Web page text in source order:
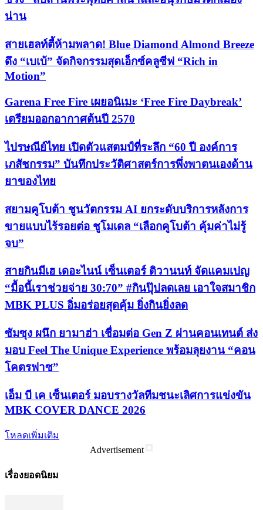
น่าน
สายเฮลท์ตี้ห้ามพลาด! Blue Diamond Almond Breeze
ดึง “เบเบ้” จัดกิจกรรมสุดเอ็กซ์คลูซีฟ “Rich in
Motion”
Garena Free Fire เผยอนิเมะ ‘Free Fire Daybreak’
เตรียมออกอากาศต้นปี 2570
ไปรษณีย์ไทย เปิดตัวแสตมป์ที่ระลึก “60 ปี องค์การ
เภสัชกรรม” บันทึกประวัติศาสตร์การพึ่งพาตนเองด้าน
ยาของไทย
สยามคูโบต้า ชูนวัตกรรม AI ยกระดับบริการหลังการ
ขายแบบไร้รอยต่อ ชูโมเดล “เลือกคูโบต้า คุ้มค่าไม่รู้
จบ”
สายกินมีเฮ เดอะไนน์ เซ็นเตอร์ ติวานนท์ จัดแคมเปญ
“มื้อนี้เราช่วยจ่าย 30:70” #กินปุ๊ปลดเลย เอาใจสมาชิก
MBK PLUS อิ่มอร่อยสุดคุ้ม ยิ่งกินยิ่งลด
ซัมซุง ผนึก ยามาฮ่า เชื่อมต่อ Gen Z ผ่านคอนเทนต์ ส่ง
มอบ Feel The Unique Experience พร้อมลุยงาน “คอน
โคตรฟาซ”
เอ็ม บี เค เซ็นเตอร์ มอบรางวัลทีมชนะเลิศการแข่งขัน
MBK COVER DANCE 2026
โหลดเพิ่มเติม
Advertisement
เรื่องยอดนิยม